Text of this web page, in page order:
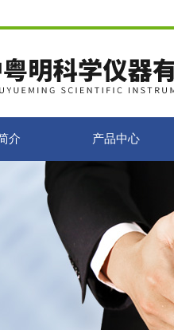
介 产品中心